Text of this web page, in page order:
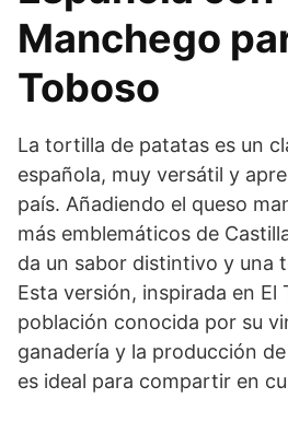
Manchego
Toboso
La tortilla de patatas es un
española, muy versátil y
país. Añadiendo el queso
más emblemáticos de
da un sabor distintivo y una
Esta versión, inspirada en El
población conocida por su
ganadería y la producción
es ideal para compartir en